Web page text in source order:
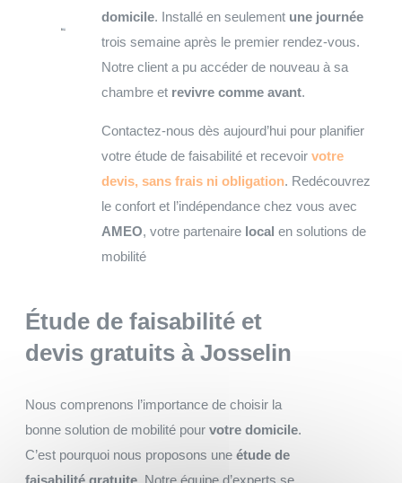
domicile. Installé en seulement une journée
trois semaine après le premier rendez-vous.
Notre client a pu accéder de nouveau à sa
chambre et revivre comme avant.
Contactez-nous dès aujourd’hui pour planifier
votre étude de faisabilité et recevoirvotre
devis, sans frais ni obligation. Redécouvrez
le confort et l’indépendance chez vous avec
AMEO, votre partenaire local en solutions de
mobilité
Étude de faisabilité et
devis gratuits à Josselin
Nous comprenons l’importance de choisir la
bonne solution de mobilité pour votre domicile.
C’est pourquoi nous proposons une étude de
faisabilité gratuite . Notre équipe d’experts se